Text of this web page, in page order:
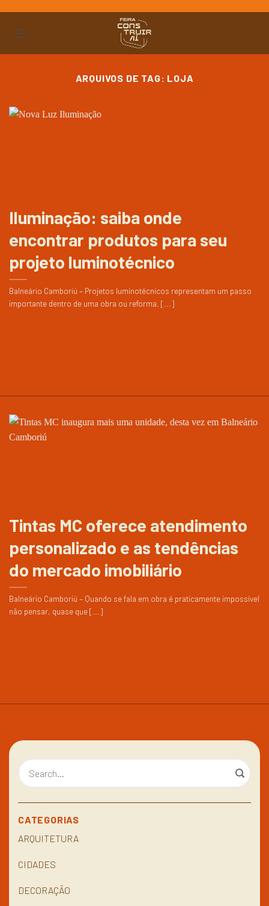
para
ARQUIVOS DE TAG: LOJA
Iluminação: saiba onde
encontrar produtos para seu
projeto luminotécnico
Balneário Camboriú – Projetos luminotécnicos representam um passo
importante dentro de uma obra ou reforma. [...]
Tintas MC oferece atendimento
personalizado e as tendências
do mercado imobiliário
Balneário Camboriú – Quando se fala em obra é praticamente impossível
não pensar, quase que [...]
CATEGORIAS
ARQUITETURA
CIDADES
DECORAÇÃO